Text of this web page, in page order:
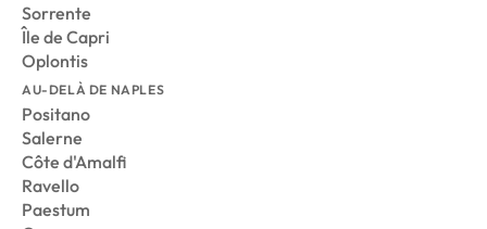
Sorrente
Île de Capri
Oplontis
AU-DELÀ DE NAPLES
Positano
Salerne
Côte d'Amalfi
Ravello
Paestum